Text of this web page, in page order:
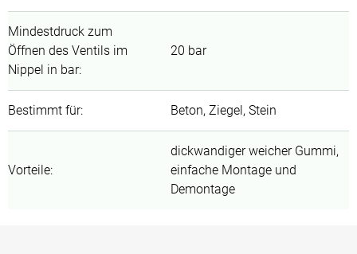
Mindestdruck zum
Öffnen des Ventils im
Nippel in bar:
20 bar
Bestimmt für: Beton, Ziegel, Stein
Vorteile:
dickwandiger weicher Gummi,
einfache Montage und
Demontage